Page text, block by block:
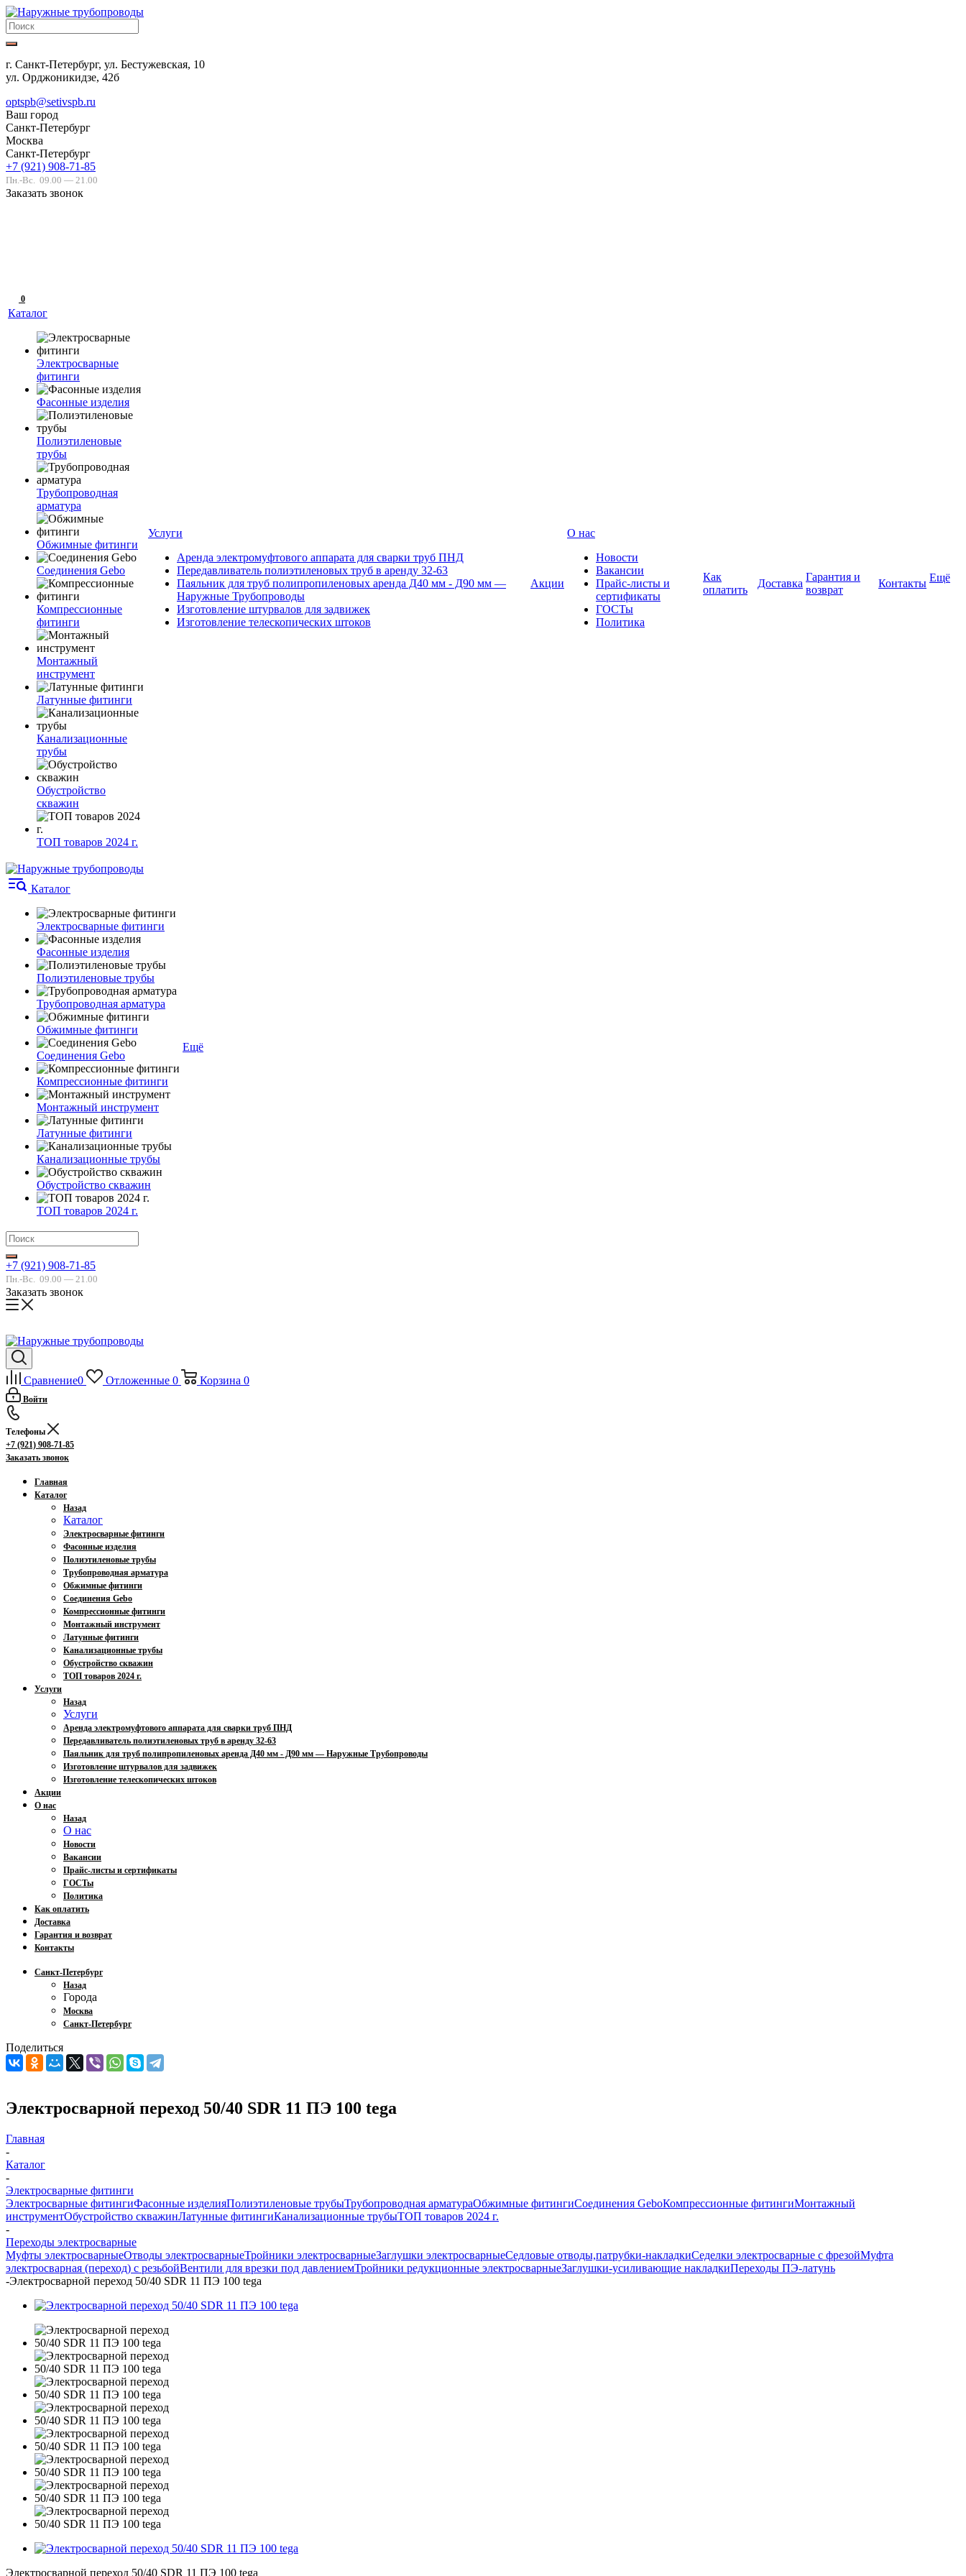
г. Санкт-Петербург, ул. Бестужевская, 10
ул. Орджоникидзе, 42б
optspb@setivspb.ru
Ваш город
Санкт-Петербург
Москва
Санкт-Петербург
+7 (921) 908-71-85
Пн.-Вс. 09.00 — 21.00
Заказать звонок
0
Каталог
Электросварные
фитинги
Фасонные изделия
Полиэтиленовые
трубы
Трубопроводная
арматура
Обжимные фитинги
Соединения Gebo
Компрессионные
фитинги
Монтажный
инструмент
Латунные фитинги
Канализационные
трубы
Обустройство
скважин
ТОП товаров 2024 г.
Услуги
Аренда электромуфтового аппарата для сварки труб ПНД
Передавливатель полиэтиленовых труб в аренду 32-63
Паяльник для труб полипропиленовых аренда Д40 мм - Д90 мм —
Наружные Трубопроводы
Изготовление штурвалов для задвижек
Изготовление телескопических штоков
Акции
О нас
Новости
Вакансии
Прайс-листы и
сертификаты
ГОСТы
Политика
Как
оплатить
Доставка
Гарантия и
возврат
Контакты Ещё
Каталог
Электросварные фитинги
Фасонные изделия
Полиэтиленовые трубы
Трубопроводная арматура
Обжимные фитинги
Соединения Gebo
Компрессионные фитинги
Монтажный инструмент
Латунные фитинги
Канализационные трубы
Обустройство скважин
ТОП товаров 2024 г.
Ещё
+7 (921) 908-71-85
Пн.-Вс. 09.00 — 21.00
Заказать звонок
Сравнение0 Отложенные 0 Корзина 0
Войти
Телефоны
+7 (921) 908-71-85
Заказать звонок
Главная
Каталог
Назад
Каталог
Электросварные фитинги
Фасонные изделия
Полиэтиленовые трубы
Трубопроводная арматура
Обжимные фитинги
Соединения Gebo
Компрессионные фитинги
Монтажный инструмент
Латунные фитинги
Канализационные трубы
Обустройство скважин
ТОП товаров 2024 г.
Услуги
Назад
Услуги
Аренда электромуфтового аппарата для сварки труб ПНД
Передавливатель полиэтиленовых труб в аренду 32-63
Паяльник для труб полипропиленовых аренда Д40 мм - Д90 мм — Наружные Трубопроводы
Изготовление штурвалов для задвижек
Изготовление телескопических штоков
Акции
О нас
Назад
О нас
Новости
Вакансии
Прайс-листы и сертификаты
ГОСТы
Политика
Как оплатить
Доставка
Гарантия и возврат
Контакты
Санкт-Петербург
Назад
Города
Москва
Санкт-Петербург
Поделиться
Электросварной переход 50/40 SDR 11 ПЭ 100 tega
Главная
-
Каталог
-
Электросварные фитинги
Электросварные фитингиФасонные изделияПолиэтиленовые трубыТрубопроводная арматураОбжимные фитингиСоединения GeboКомпрессионные фитингиМонтажный
инструментОбустройство скважинЛатунные фитингиКанализационные трубыТОП товаров 2024 г.
-
Переходы электросварные
Муфты электросварныеОтводы электросварныеТройники электросварныеЗаглушки электросварныеСедловые отводы,патрубки-накладкиСеделки электросварные с фрезойМуфта
электросварная (переход) с резьбойВентили для врезки под давлениемТройники редукционные электросварныеЗаглушки-усиливающие накладкиПереходы ПЭ-латунь
-Электросварной переход 50/40 SDR 11 ПЭ 100 tega
Электросварной переход 50/40 SDR 11 ПЭ 100 tega